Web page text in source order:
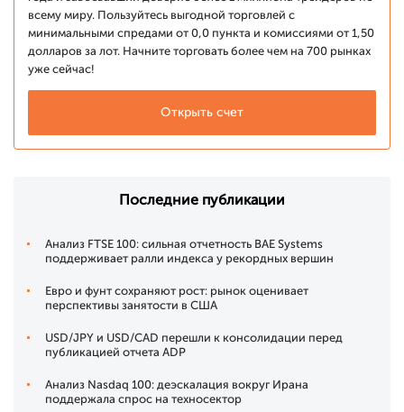
всему миру. Пользуйтесь выгодной торговлей с
минимальными спредами от 0,0 пункта и комиссиями от 1,50
долларов за лот. Начните торговать более чем на 700 рынках
уже сейчас!
Открыть счет
Последние публикации
Анализ FTSE 100: сильная отчетность BAE Systems
поддерживает ралли индекса у рекордных вершин
Евро и фунт сохраняют рост: рынок оценивает
перспективы занятости в США
USD/JPY и USD/CAD перешли к консолидации перед
публикацией отчета ADP
Анализ Nasdaq 100: деэскалация вокруг Ирана
поддержала спрос на техносектор